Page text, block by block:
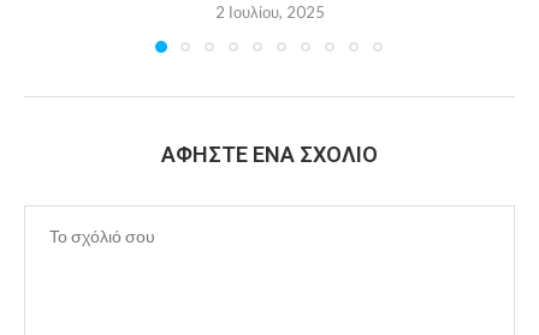
2 Ιουλίου, 2025
ΑΦΉΣΤΕ ΈΝΑ ΣΧΌΛΙΟ